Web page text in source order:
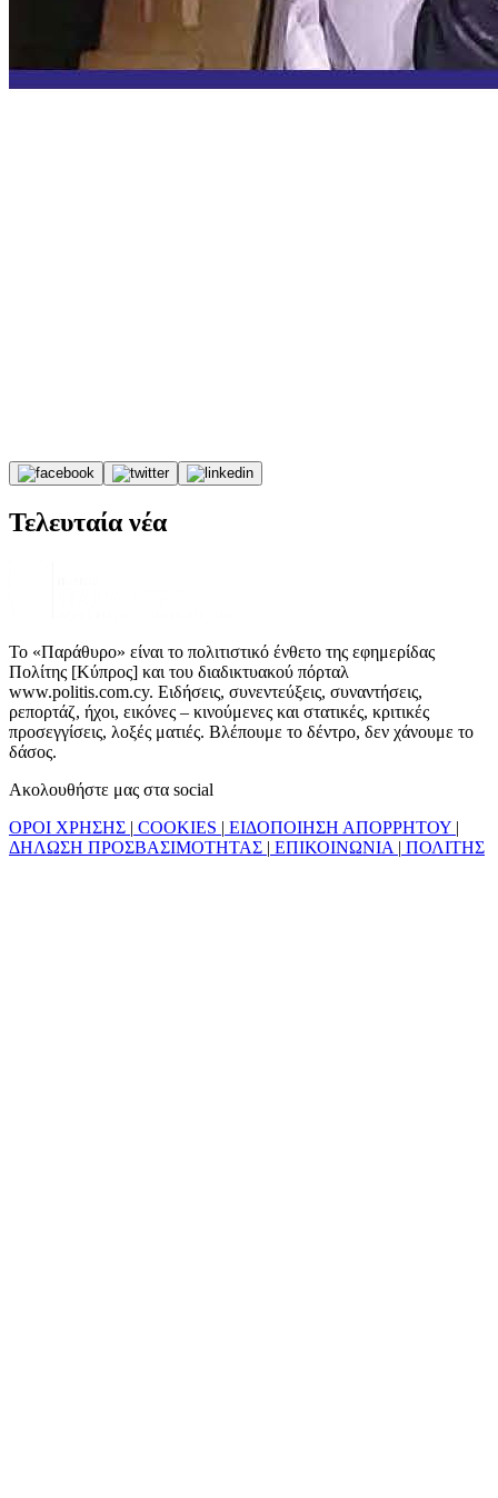
Τελευταία νέα
Το «Παράθυρο» είναι το πολιτιστικό ένθετο της εφημερίδας
Πολίτης [Κύπρος] και του διαδικτυακού πόρταλ
www.politis.com.cy. Ειδήσεις, συνεντεύξεις, συναντήσεις,
ρεπορτάζ, ήχοι, εικόνες – κινούμενες και στατικές, κριτικές
προσεγγίσεις, λοξές ματιές. Βλέπουμε το δέντρο, δεν χάνουμε το
δάσος.
Ακολουθήστε μας στα social
ΟΡΟΙ ΧΡΗΣΗΣ | COOKIES | ΕΙΔΟΠΟΙΗΣΗ ΑΠΟΡΡΗΤΟΥ |
ΔΗΛΩΣΗ ΠΡΟΣΒΑΣΙΜΟΤΗΤΑΣ | ΕΠΙΚΟΙΝΩΝΙΑ | ΠΟΛΙΤΗΣ